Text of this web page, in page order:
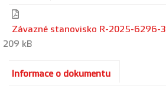
Závazné stanovisko R-2025-6296-3
209 kB
Informace o dokumentu